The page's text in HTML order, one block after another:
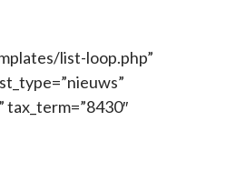
list-loop.php”
tax_term=”8430″